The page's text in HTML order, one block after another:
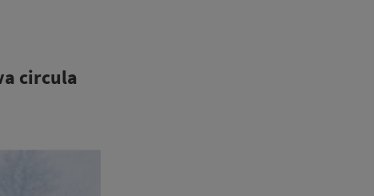
circula